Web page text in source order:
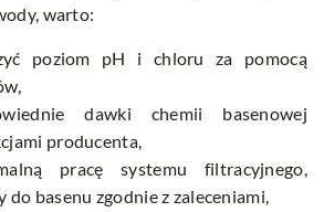
warto:
poziom pH i chloru za pomocą
dawki chemii basenowej
producenta,
pracę systemu filtracyjnego,
basenu zgodnie z zaleceniami,